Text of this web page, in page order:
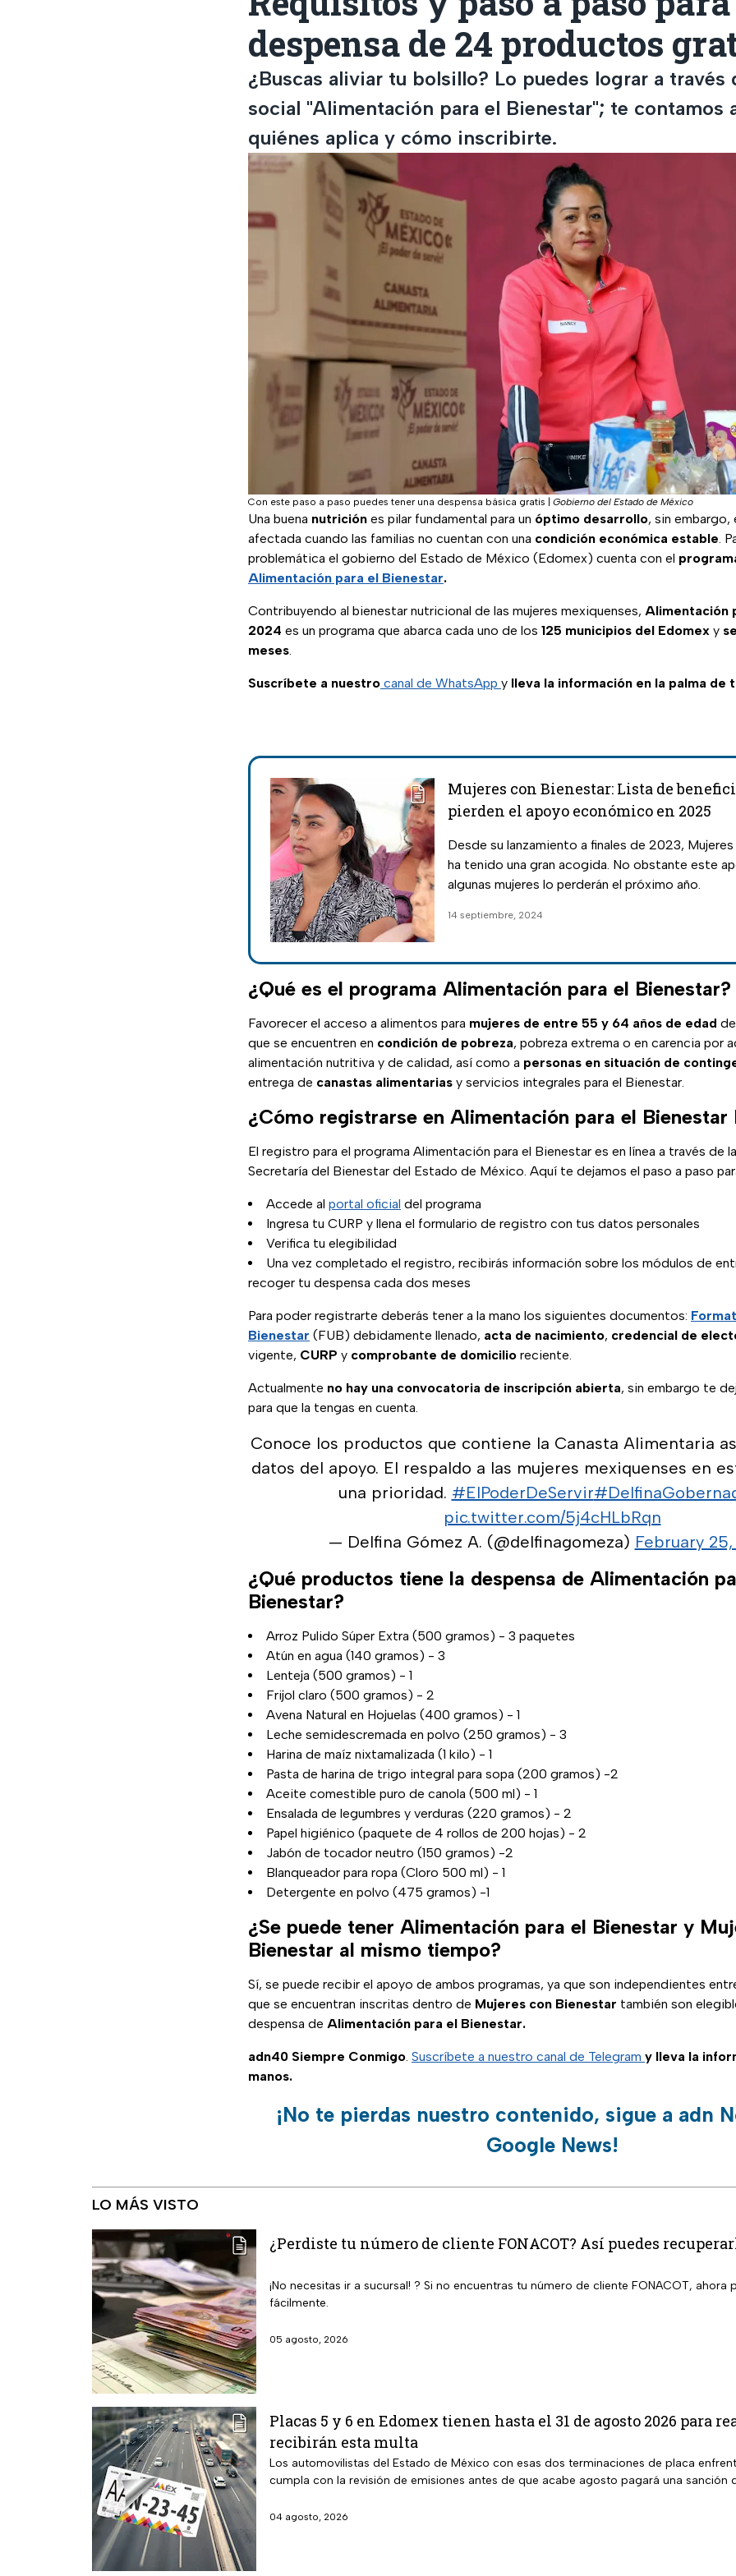
despensa de 24 productos
¿Buscas aliviar tu bolsillo? Lo puedes lograr a través
social "Alimentación para el Bienestar"; te contamos
quiénes aplica y cómo inscribirte.
Con este paso a paso puedes tener una despensa básica gratis Gobierno del Estado de México
Una buena nutrición es pilar fundamental para un óptimo desarrollo, sin embargo,
afectada cuando las familias no cuentan con una condición económica estable.
problemática el gobierno del Estado de México (Edomex) cuenta con el
Alimentación para el Bienestar.
Contribuyendo al bienestar nutricional de las mujeres mexiquenses, Alimentación
2024 es un programa que abarca cada uno de los 125 municipios del Edomex y
meses.
Suscríbete a nuestro canal de WhatsApp y lleva la información en la palma de
Mujeres con Bienestar: Lista de
pierden el apoyo económico en 2025
Desde su lanzamiento a finales de 2023,
ha tenido una gran acogida. No obstante este
algunas mujeres lo perderán el próximo año.
14 septiembre, 2024
¿Qué es el programa Alimentación para el Bienestar?
Favorecer el acceso a alimentos para mujeres de entre 55 y 64 años de edad
que se encuentren en condición de pobreza, pobreza extrema o en carencia por
alimentación nutritiva y de calidad, así como a personas en situación de
entrega de canastas alimentarias y servicios integrales para el Bienestar.
¿Cómo registrarse en Alimentación para el Bienestar
El registro para el programa Alimentación para el Bienestar es en línea a través de
Secretaría del Bienestar del Estado de México. Aquí te dejamos el paso a paso
Accede al portal oficial del programa
Ingresa tu CURP y llena el formulario de registro con tus datos personales
Verifica tu elegibilidad
Una vez completado el registro, recibirás información sobre los módulos de
recoger tu despensa cada dos meses
Para poder registrarte deberás tener a la mano los siguientes documentos:
Bienestar (FUB) debidamente llenado, acta de nacimiento, credencial de
vigente, CURP y comprobante de domicilio reciente.
Actualmente no hay una convocatoria de inscripción abierta, sin embargo te
para que la tengas en cuenta.
Conoce los productos que contiene la Canasta Alimentaria
datos del apoyo. El respaldo a las mujeres mexiquenses en
una prioridad. #ElPoderDeServir
pic.twitter.com/5j4cHLbRqn
— Delfina Gómez A. (@delfinagomeza) February
¿Qué productos tiene la despensa de Alimentación
Bienestar?
Arroz Pulido Súper Extra (500 gramos) - 3 paquetes
Atún en agua (140 gramos) - 3
Lenteja (500 gramos) - 1
Frijol claro (500 gramos) - 2
Avena Natural en Hojuelas (400 gramos) - 1
Leche semidescremada en polvo (250 gramos) - 3
Harina de maíz nixtamalizada (1 kilo) - 1
Pasta de harina de trigo integral para sopa (200 gramos) -2
Aceite comestible puro de canola (500 ml) - 1
Ensalada de legumbres y verduras (220 gramos) - 2
Papel higiénico (paquete de 4 rollos de 200 hojas) - 2
Jabón de tocador neutro (150 gramos) -2
Blanqueador para ropa (Cloro 500 ml) - 1
Detergente en polvo (475 gramos) -1
¿Se puede tener Alimentación para el Bienestar y
Bienestar al mismo tiempo?
Sí, se puede recibir el apoyo de ambos programas, ya que son independientes
que se encuentran inscritas dentro de Mujeres con Bienestar también son
despensa de Alimentación para el Bienestar.
adn40 Siempre Conmigo. Suscríbete a nuestro canal de Telegram y lleva la
manos.
¡No te pierdas nuestro contenido, sigue a adn
Google News!
LO MÁS VISTO
¿Perdiste tu número de cliente FONACOT? Así puedes
¡No necesitas ir a sucursal! ? Si no encuentras tu número de cliente FONACOT,
fácilmente.
05 agosto, 2026
Placas 5 y 6 en Edomex tienen hasta el 31 de agosto 2026
recibirán esta multa
Los automovilistas del Estado de México con esas dos terminaciones de placa
cumpla con la revisión de emisiones antes de que acabe agosto pagará una sanción
04 agosto, 2026